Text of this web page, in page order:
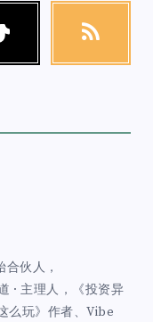
伙人，
· 主理人，《投资异
么玩》作者、Vibe